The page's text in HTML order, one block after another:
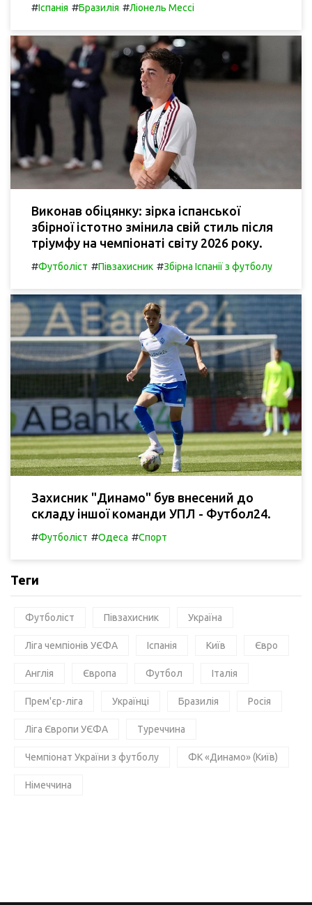
#Іспанія #Бразилія #Ліонель Мессі
Виконав обіцянку: зірка іспанської
збірної істотно змінила свій стиль після
тріумфу на чемпіонаті світу 2026 року.
#Футболіст #Півзахисник #Збірна Іспанії з футболу
Захисник "Динамо" був внесений до
складу іншої команди УПЛ - Футбол24.
#Футболіст #Одеса #Спорт
Теги
Футболіст Півзахисник Україна
Ліга чемпіонів УЄФА Іспанія Київ Євро
Англія Європа Футбол Італія
Прем'єр-ліга Українці Бразилія Росія
Ліга Європи УЄФА Туреччина
Чемпіонат України з футболу ФК «Динамо» (Київ)
Німеччина